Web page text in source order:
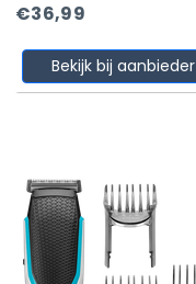
€36,99
Bekijk bij aanbieder